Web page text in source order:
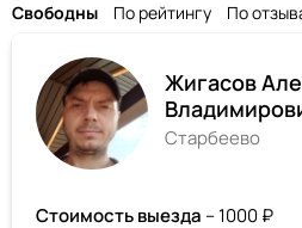
Свободны По рейтингу По
Жигасов
Старбеево
Стоимость выезда – 1000 ₽